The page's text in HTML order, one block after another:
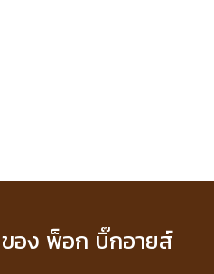
อง พ็อก บิ๊กอายส์